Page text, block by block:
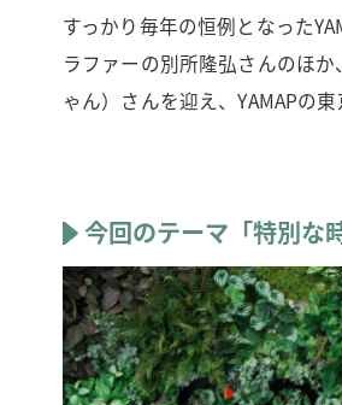
すっかり毎年の恒例となった
ラファーの別所隆弘さんのほ
ゃん）さんを迎え、YAMAPの
今回のテーマ「特別な